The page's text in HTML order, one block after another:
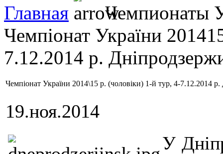
Главная
Чемпионаты
Чемпіонат України
7.12.2014 р.
Чемпіонат України 2014\15 р. (чоловіки) 1-й тур, 4-7.12.2014
19.ноя.2014
У